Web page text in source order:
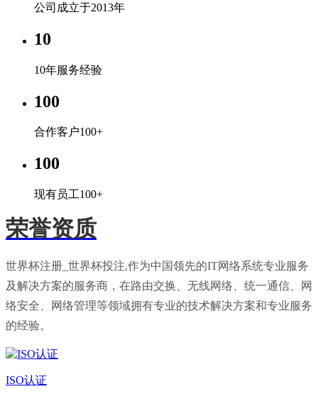
公司成立于2013年
10
10年服务经验
100
合作客户100+
100
现有员工100+
荣誉资质
世界杯注册_世界杯投注,作为中国领先的IT网络系统专业服务
及解决方案的服务商，在路由交换、无线网络、统一通信、网
络安全、网络管理等领域拥有专业的技术解决方案和专业服务
的经验。
ISO认证